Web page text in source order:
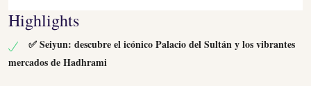
Highlights
✅ Seiyun: descubre el icónico Palacio del Sultán y los vibrantes
mercados de Hadhrami